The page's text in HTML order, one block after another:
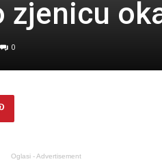
zjenicu
0
Oglasi - Advertisement